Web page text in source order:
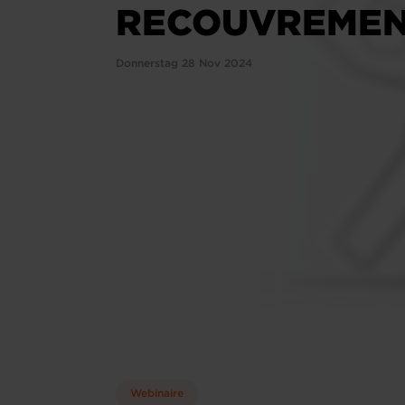
Donnerstag 28 Nov 2024
Webinaire